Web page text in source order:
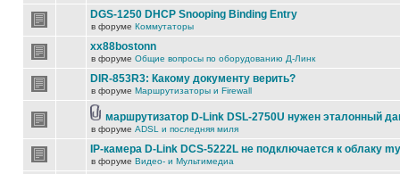
DGS-1250 DHCP Snooping Binding Entry
в форуме Коммутаторы
xx88bostonn
в форуме Общие вопросы по оборудованию Д-Линк
DIR-853R3: Какому документу верить?
в форуме Маршрутизаторы и Firewall
маршрутизатор D-Link DSL-2750U нужен эталонный
в форуме ADSL и последняя миля
IP-камера D-Link DCS-5222L не подключается к облаку
в форуме Видео- и Мультимедиа